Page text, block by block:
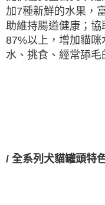
加7種新鮮的水果，
助維持腸道健康；
87%以上，增加貓咪
水、挑食、經常舔毛
/ 全系列犬貓罐頭特